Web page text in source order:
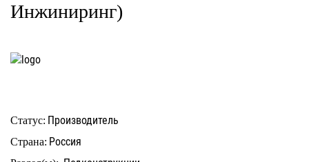
Инжиниринг)
Статус: Производитель
Страна: Россия